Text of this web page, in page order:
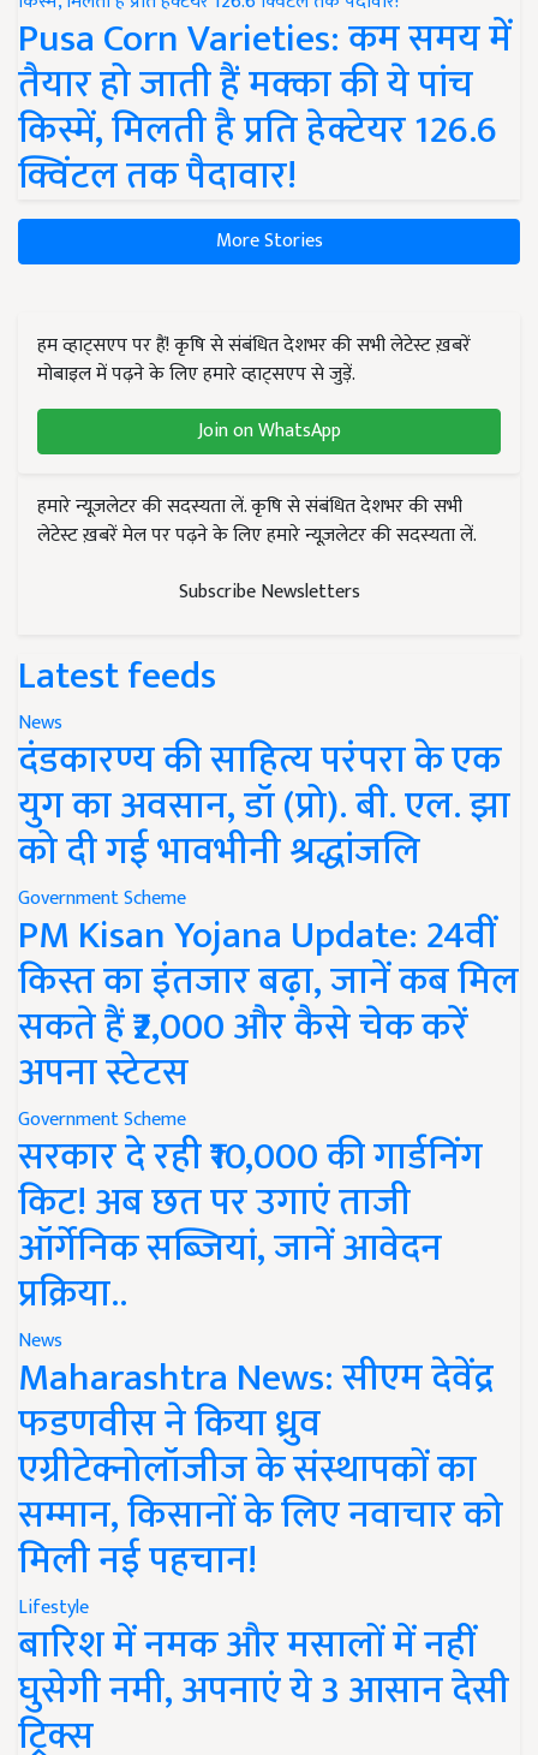
Pusa Corn Varieties: कम समय में
तैयार हो जाती हैं मक्का की ये पांच
किस्में, मिलती है प्रति हेक्टेयर 126.6
क्विंटल तक पैदावार!
More Stories
हम व्हाट्सएप पर हैं! कृषि से संबंधित देशभर की सभी लेटेस्ट ख़बरें
मोबाइल में पढ़ने के लिए हमारे व्हाट्सएप से जुड़ें.
Join on WhatsApp
हमारे न्यूज़लेटर की सदस्यता लें. कृषि से संबंधित देशभर की सभी
लेटेस्ट ख़बरें मेल पर पढ़ने के लिए हमारे न्यूज़लेटर की सदस्यता लें.
Subscribe Newsletters
Latest feeds
News
दंडकारण्य की साहित्य परंपरा के एक
युग का अवसान, डॉ (प्रो). बी. एल. झा
को दी गई भावभीनी श्रद्धांजलि
Government Scheme
PM Kisan Yojana Update: 24वीं
किस्त का इंतजार बढ़ा, जानें कब मिल
सकते हैं ₹2,000 और कैसे चेक करें
अपना स्टेटस
Government Scheme
सरकार दे रही ₹10,000 की गार्डनिंग
किट! अब छत पर उगाएं ताजी
ऑर्गेनिक सब्जियां, जानें आवेदन
प्रक्रिया..
News
Maharashtra News: सीएम देवेंद्र
फडणवीस ने किया ध्रुव
एग्रीटेक्नोलॉजीज के संस्थापकों का
सम्मान, किसानों के लिए नवाचार को
मिली नई पहचान!
Lifestyle
बारिश में नमक और मसालों में नहीं
घुसेगी नमी, अपनाएं ये 3 आसान देसी
ट्रिक्स